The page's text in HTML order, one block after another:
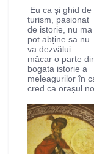
Eu ca și ghid de
turism, pasionat
de istorie, nu ma
pot abține sa nu
va dezvălui
măcar o parte
bogata istorie a
meleagurilor în
cred ca orașul